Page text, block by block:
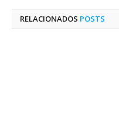
RELACIONADOS POSTS